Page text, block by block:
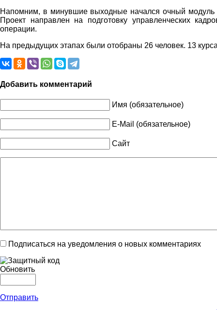
Напомним, в минувшие выходные начался очный
Проект направлен на подготовку управленческих
операции.
На предыдущих этапах были отобраны 26 человек. 13
Добавить комментарий
Имя (обязательное)
E-Mail (обязательное)
Сайт
Подписаться на уведомления о новых комментариях
Обновить
Отправить